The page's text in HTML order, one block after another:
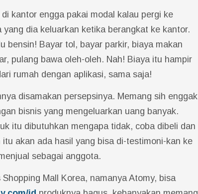
kantor engga pakai modal kalau pergi ke
dia keluarkan ketika berangkat ke kantor.
bensin! Bayar tol, bayar parkir, biaya makan
pulang bawa oleh-oleh. Nah! Biaya itu hampir
rumah dengan aplikasi, sama saja!
disamakan persepsinya. Memang sih enggak
bisnis yang mengeluarkan uang banyak.
itu dibutuhkan mengapa tidak, coba dibeli dan
akan ada hasil yang bisa di-testimoni-kan ke
sebagai anggota.
Mall Korea, namanya Atomy, bisa